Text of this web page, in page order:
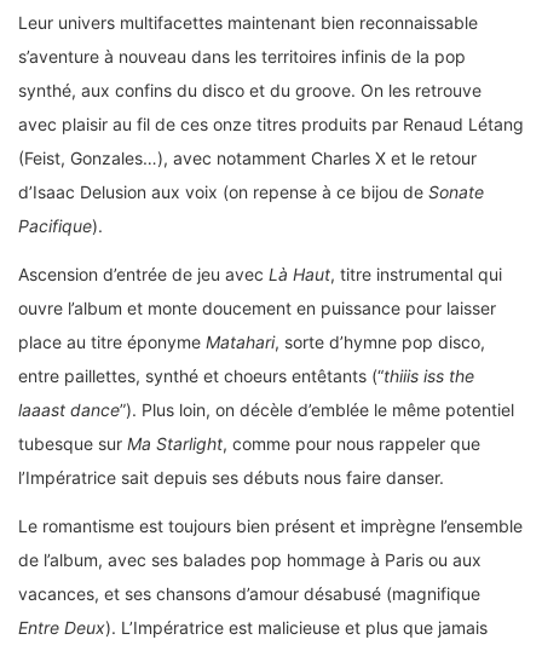
Leur univers multifacettes maintenant bien reconnaissable
s’aventure à nouveau dans les territoires infinis de la pop
synthé, aux confins du disco et du groove. On les retrouve
avec plaisir au fil de ces onze titres produits par Renaud Létang
(Feist, Gonzales…), avec notamment Charles X et le retour
d’Isaac Delusion aux voix (on repense à ce bijou de Sonate
Pacifique).
Ascension d’entrée de jeu avec Là Haut, titre instrumental qui
ouvre l’album et monte doucement en puissance pour laisser
place au titre éponyme Matahari, sorte d’hymne pop disco,
entre paillettes, synthé et choeurs entêtants (“thiiis iss the
laaast dance”). Plus loin, on décèle d’emblée le même potentiel
tubesque sur Ma Starlight, comme pour nous rappeler que
l’Impératrice sait depuis ses débuts nous faire danser.
Le romantisme est toujours bien présent et imprègne l’ensemble
de l’album, avec ses balades pop hommage à Paris ou aux
vacances, et ses chansons d’amour désabusé (magnifique
Entre Deux). L’Impératrice est malicieuse et plus que jamais